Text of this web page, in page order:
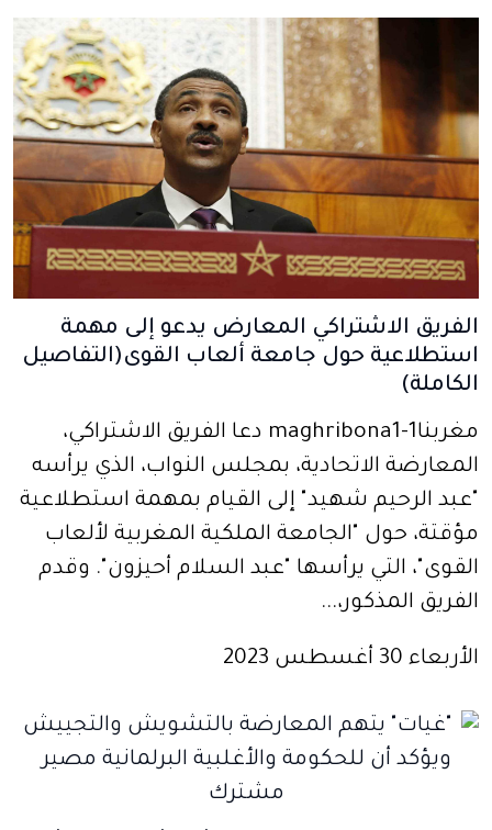
الفريق الاشتراكي المعارض يدعو إلى مهمة
استطلاعية حول جامعة ألعاب القوى(التفاصيل
الكاملة)
مغربنا1-maghribona1 دعا الفريق الاشتراكي،
المعارضة الاتحادية، بمجلس النواب، الذي يرأسه
"عبد الرحيم شهيد" إلى القيام بمهمة استطلاعية
مؤقتة، حول "الجامعة الملكية المغربية لألعاب
القوى"، التي يرأسها "عبد السلام أحيزون". وقدم
الفريق المذكور،...
الأربعاء 30 أغسطس 2023